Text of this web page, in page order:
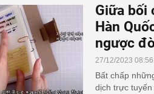
Giữa bối
Hàn
ngược
27/12/2023
Bất chấp
dịch trực